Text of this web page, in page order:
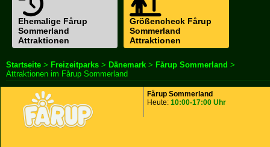
Ehemalige Fårup
Sommerland
Attraktionen
Größencheck Fårup
Sommerland
Attraktionen
Startseite > Freizeitparks > Dänemark > Fårup Sommerland >
Attraktionen im Fårup Sommerland
Fårup Sommerland
Heute: 10:00-17:00 Uhr